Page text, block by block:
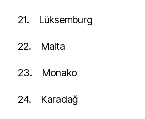
21. Lüksemburg
22. Malta
23. Monako
24. Karadağ